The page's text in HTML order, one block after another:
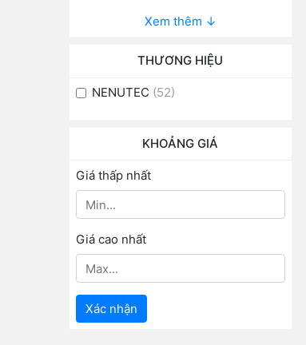
Xem thêm ↓
THƯƠNG HIỆU
NENUTEC (52)
KHOẢNG GIÁ
Giá thấp nhất
Giá cao nhất
Xác nhận